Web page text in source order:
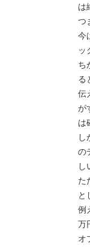
は
つ
今
ッ
ち
る
伝
が
は
し
の
し
た
と
例
万
オ